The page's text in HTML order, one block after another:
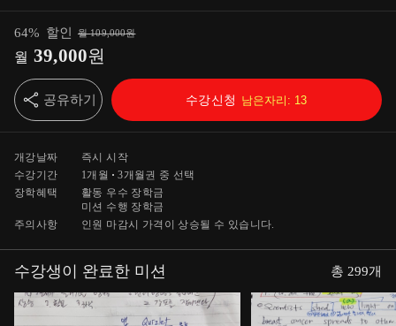
64% 할인 월109,000원
월 39,000원
공유하기 수강신청 남은자리: 13
개강날짜
즉시 시작
수강기간
1개월 3개월 권 중 선택
장학혜택
활동 우수 장학금
미션 수행 장학금
주의사항
인원 마감시 가격이 상승될 수 있습니다.
수강생이 완료한 미션 총 299개